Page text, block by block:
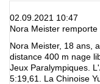
02.09.2021 10:47
Nora Meister
Nora Meister, 18 ans,
distance 400 m nage
Jeux Paralympiques.
5:19,61. La Chinoise